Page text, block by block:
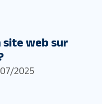
site web sur
2025